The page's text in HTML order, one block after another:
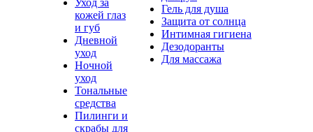
Уход за
кожей глаз
и губ
Дневной
уход
Ночной
уход
Тональные
средства
Пилинги и
скрабы для
Гель для душа
Защита от солнца
Интимная гигиена
Дезодоранты
Для массажа